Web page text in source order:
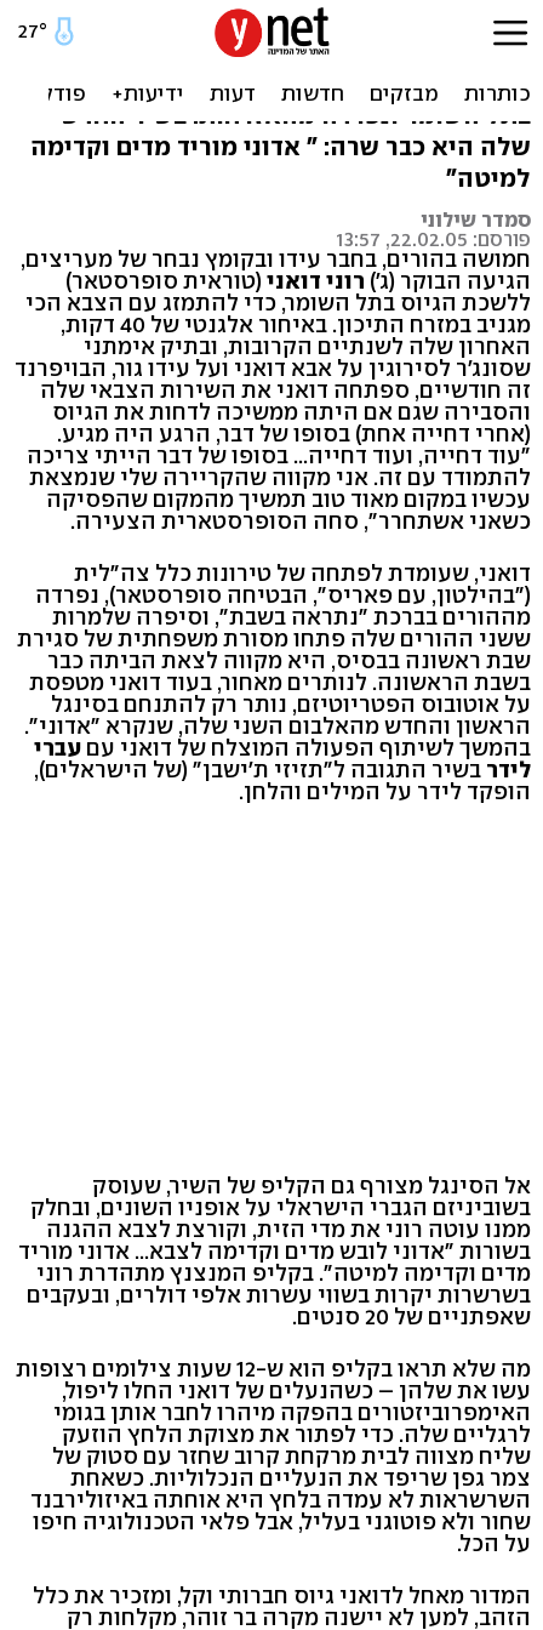
תכירו: טוראית רוני
רוני סופרסטאר התייצבה הבוקר בלשכת הגיוס
בתל השומר ונפרדה מהאזרחות. בשיר החדש
שלה היא כבר שרה: " אדוני מוריד מדים וקדימה
למיטה"
סמדר שילוני
פורסם: 22.02.05, 13:57
חמושה בהורים, בחבר עידו ובקומץ נבחר של מעריצים,
הגיעה הבוקר (ג') רוני דואני (טוראית סופרסטאר)
ללשכת הגיוס בתל השומר, כדי להתמזג עם הצבא הכי
מגניב במזרח התיכון. באיחור אלגנטי של 40 דקות,
האחרון שלה לשנתיים הקרובות, ובתיק אימתני
שסונג'ר לסירוגין על אבא דואני ועל עידו גור, הבויפרנד
זה חודשיים, ספתחה דואני את השירות הצבאי שלה
והסבירה שגם אם היתה ממשיכה לדחות את הגיוס
(אחרי דחייה אחת) בסופו של דבר, הרגע היה מגיע.
"עוד דחייה, ועוד דחייה... בסופו של דבר הייתי צריכה
להתמודד עם זה. אני מקווה שהקריירה שלי שנמצאת
עכשיו במקום מאוד טוב תמשיך מהמקום שהפסיקה
כשאני אשתחרר", סחה הסופרסטארית הצעירה.
דואני, שעומדת לפתחה של טירונות כלל צה"לית
("בהילטון, עם פאריס", הבטיחה סופרסטאר), נפרדה
מההורים בברכת "נתראה בשבת", וסיפרה שלמרות
ששני ההורים שלה פתחו מסורת משפחתית של סגירת
שבת ראשונה בבסיס, היא מקווה לצאת הביתה כבר
בשבת הראשונה. לנותרים מאחור, בעוד דואני מטפסת
על אוטובוס הפטריוטיזם, נותר רק להתנחם בסינגל
הראשון והחדש מהאלבום השני שלה, שנקרא "אדוני".
בהמשך לשיתוף הפעולה המוצלח של דואני עם עברי
לידר בשיר התגובה ל"תזיזי ת'ישבן" (של הישראלים),
הופקד לידר על המילים והלחן.
אל הסינגל מצורף גם הקליפ של השיר, שעוסק
בשוביניזם הגברי הישראלי על אופניו השונים, ובחלק
ממנו עוטה רוני את מדי הזית, וקורצת לצבא ההגנה
בשורות "אדוני לובש מדים וקדימה לצבא... אדוני מוריד
מדים וקדימה למיטה". בקליפ המנצנץ מתהדרת רוני
בשרשרות יקרות בשווי עשרות אלפי דולרים, ובעקבים
שאפתניים של 20 סנטים.
מה שלא תראו בקליפ הוא ש-12 שעות צילומים רצופות
עשו את שלהן – כשהנעלים של דואני החלו ליפול,
האימפרוביזטורים בהפקה מיהרו לחבר אותן בגומי
לרגליים שלה. כדי לפתור את מצוקת הלחץ הוזעק
שליח מצווה לבית מרקחת קרוב שחזר עם סטוק של
צמר גפן שריפד את הנעליים הנכלוליות. כשאחת
השרשראות לא עמדה בלחץ היא אוחתה באיזולירבנד
שחור ולא פוטוגני בעליל, אבל פלאי הטכנולוגיה חיפו
על הכל.
המדור מאחל לדואני גיוס חברותי וקל, ומזכיר את כלל
הזהב, למען לא יישנה מקרה בר זוהר, מקלחות רק